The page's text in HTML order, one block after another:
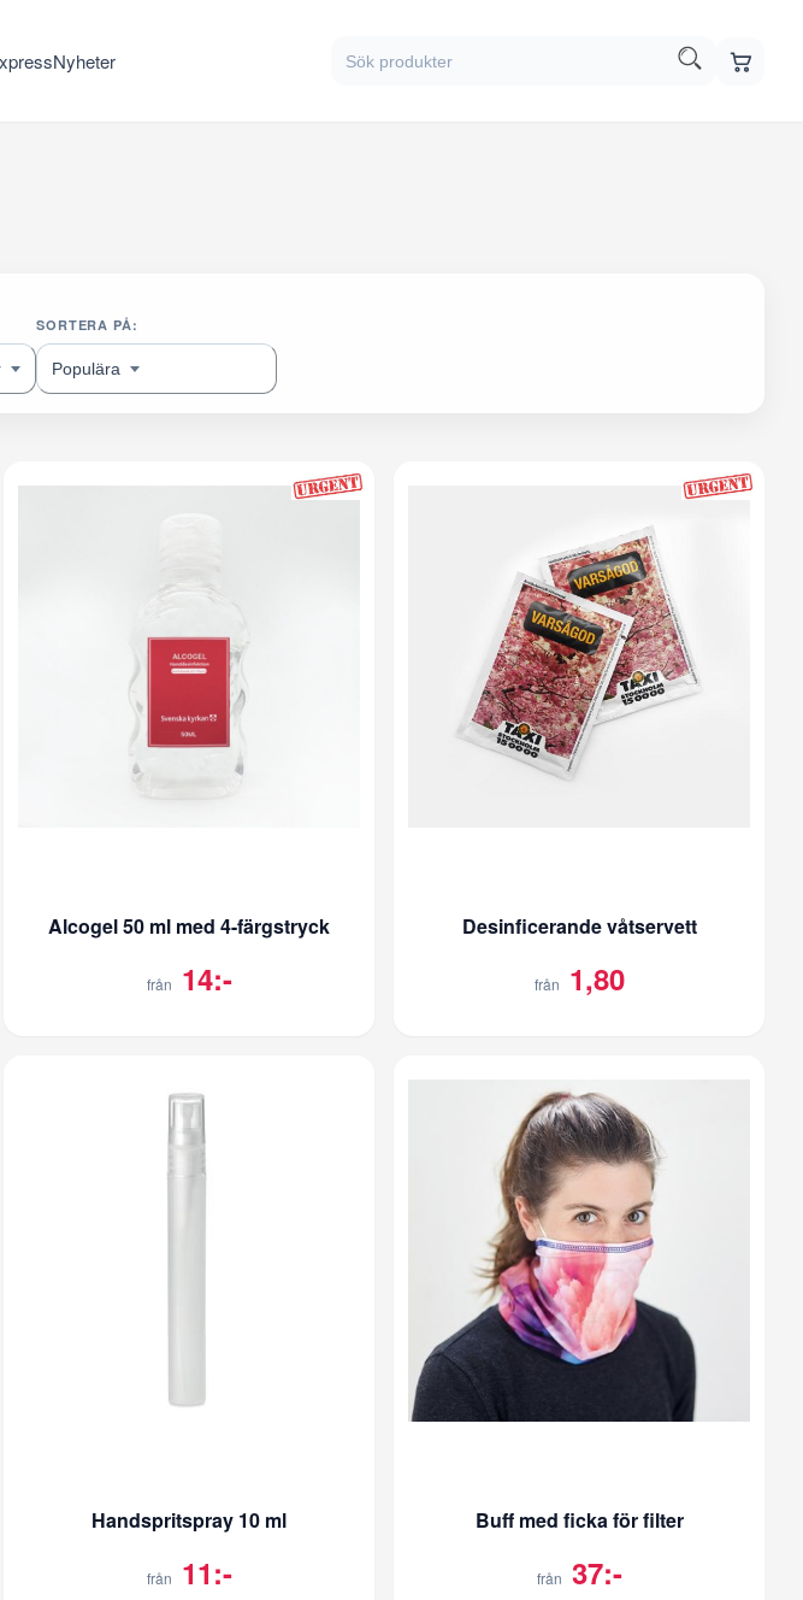
Nyheter
SORTERA PÅ:
Populära
Alcogel 50 ml med 4-färgstryck
från 14:-
Desinficerande våtservett
från 1,80
Handspritspray 10 ml
från 11:-
Buff med ficka för filter
från 37:-